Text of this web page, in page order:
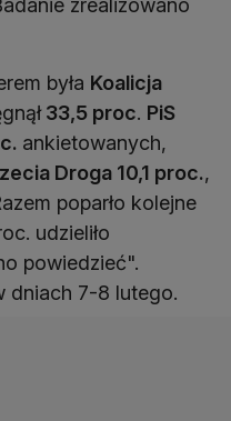
zrealizowano
była Koalicja
33,5 proc. PiS
ankietowanych,
Droga 10,1 proc.,
poparło kolejne
udzieliło
powiedzieć".
dniach 7-8 lutego.